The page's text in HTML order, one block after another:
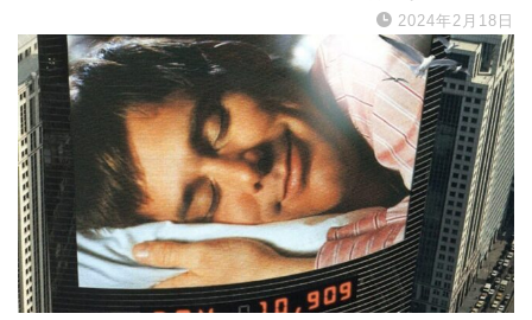
2024年2月18日